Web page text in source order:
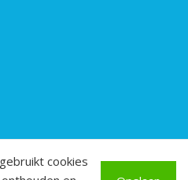
cookies